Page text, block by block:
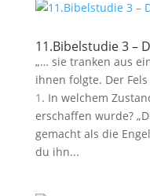
11.Bibelstudie 3 –
„… sie tranken aus
ihnen folgte. Der
1 . In welchem
erschaffen wurde?
gemacht als die
du ihn...